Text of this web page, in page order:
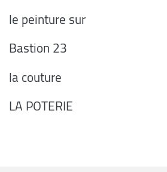
le peinture sur
Bastion 23
la couture
LA POTERIE